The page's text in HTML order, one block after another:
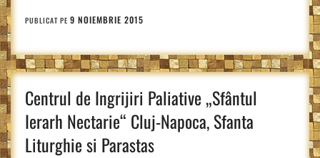
PUBLICAT PE 9 NOIEMBRIE 2015
Centrul de Ingrijiri Paliative „Sfântul
Ierarh Nectarie“ Cluj-Napoca, Sfanta
Liturghie si Parastas